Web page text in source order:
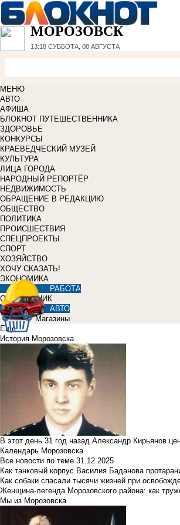
МОРОЗОВСК
13:18 СУББОТА, 08 АВГУСТА
МЕНЮ
АВТО
АФИША
БЛОКНОТ ПУТЕШЕСТВЕННИКА
ЗДОРОВЬЕ
КОНКУРСЫ
КРАЕВЕДЧЕСКИЙ МУЗЕЙ
КУЛЬТУРА
ЛИЦА ГОРОДА
НАРОДНЫЙ РЕПОРТЁР
НЕДВИЖИМОСТЬ
ОБРАЩЕНИЕ В РЕДАКЦИЮ
ОБЩЕСТВО
ПОЛИТИКА
ПРОИСШЕСТВИЯ
СПЕЦПРОЕКТЫ
СПОРТ
ХОЗЯЙСТВО
ХОЧУ СКАЗАТЬ!
ЭКОНОМИКА
РАБОТА
СПРАВОЧНИК
АВТО
Магазины
Еще
История Морозовска
В этот день 31 год назад Александр Кирьянов
Календарь Морозовска
Все новости по теме 31.12.2025
Как танковый корпус Василия Баданова
Как собаки спасали тысячи жизней при
Женщина-легенда Морозовского района: как
Мы из Морозовска